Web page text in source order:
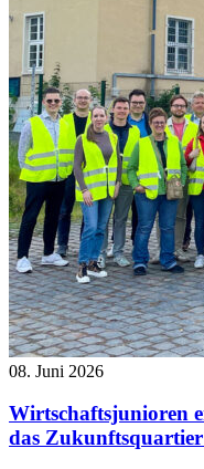
08. Juni 2026
Wirtschaftsjunioren
das